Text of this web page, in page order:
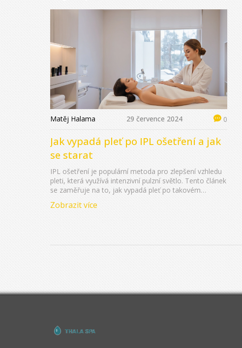
Matěj Halama 29 července 2024 0
Jak vypadá pleť po IPL ošetření a jak
se starat
IPL ošetření je populární metoda pro zlepšení vzhledu
pleti, která využívá intenzivní pulzní světlo. Tento článek
se zaměřuje na to, jak vypadá pleť po takovém
procesu regenerace. Dozvíte se více o možných
Zobrazit více